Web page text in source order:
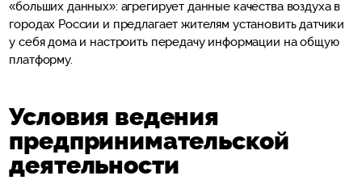
«больших данных»: агрегирует данные качества воздуха в
городах России и предлагает жителям установить датчики
у себя дома и настроить передачу информации на общую
платформу.
Условия ведения
предпринимательской
деятельности